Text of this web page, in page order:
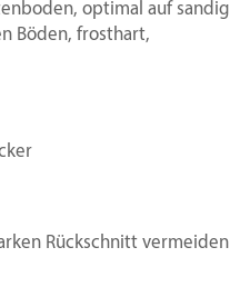
optimal auf sandig
Böden, frosthart,
Rückschnitt vermeiden